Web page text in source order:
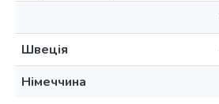
Швеція
Німеччина